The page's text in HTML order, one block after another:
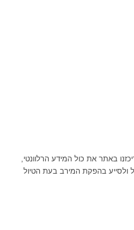
באתר את כול המידע הרלוונטי,
ולסייע בהפקת המירב בעת הטיול